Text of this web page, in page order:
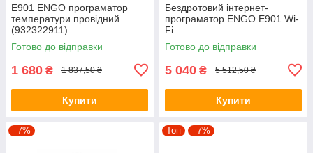
E901 ENGO програматор
температури провідний
(932322911)
Готово до відправки
1 680 ₴ 1 837,50 ₴
Купити
Бездротовий інтернет-
програматор ENGO E901 Wi-
Fi
Готово до відправки
5 040 ₴ 5 512,50 ₴
Купити
–7% Топ –7%